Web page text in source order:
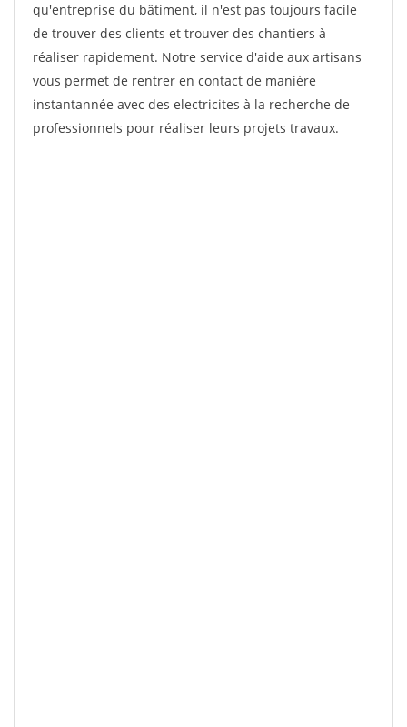
qu'entreprise du bâtiment, il n'est pas toujours facile
de trouver des clients et trouver des chantiers à
réaliser rapidement. Notre service d'aide aux artisans
vous permet de rentrer en contact de manière
instantannée avec des electricites à la recherche de
professionnels pour réaliser leurs projets travaux.